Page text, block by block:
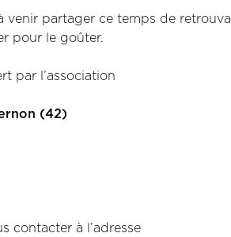
partager ce temps de
pour le goûter.
par l’association
(42)
contacter à l’adresse